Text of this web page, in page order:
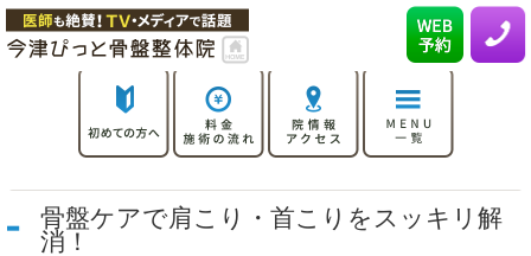
骨盤ケアで肩こり・首こりをスッキリ解
消！